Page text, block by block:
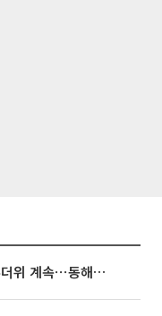
[내일 날씨] 폭염 한풀 꺾여도 무더위 계속⋯동해안 이틀 연속 비